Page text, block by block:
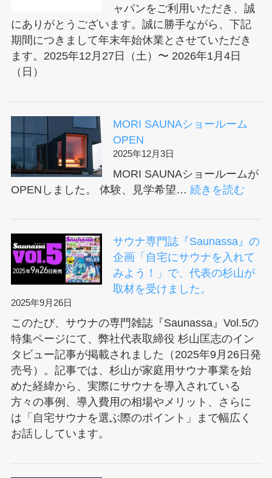
ャパンをご利用いただき、誠
にありがとうございます。誠に勝手ながら、下記
期間につきまして年末年始休業とさせていただき
ます。2025年12月27日（土）〜 2026年1月4日
（日）
MORI SAUNAショールーム
OPEN
2025年12月3日
MORI SAUNAショールームが
OPENしました。 体験、見学希望… 続きを読む:
シ
ョ
ー
サウナ専門誌『Saunassa』の
企画「自宅にサウナを入れて
みよう！」で、代表の杉山が
取材を受けました。
2025年9月26日
このたび、サウナの専門雑誌『Saunassa』Vol.5の
特集ページにて、弊社代表取締役 杉山匡志のイン
タビュー記事が掲載されました（2025年9月26日発
売号）。記事では、杉山が家庭用サウナ事業を始
めた経緯から、実際にサウナを導入されている
方々の事例、導入費用の相場やメリット、さらに
は「自宅サウナを選ぶ際のポイント」まで幅広く
お話ししています。